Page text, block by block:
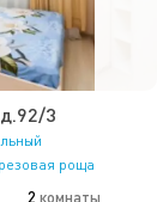
3
роща
2 комнаты